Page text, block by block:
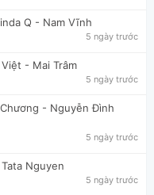
Q - Nam Vĩnh
5 ngày trước
- Mai Trâm
5 ngày trước
- Nguyễn Đình
5 ngày trước
Nguyen
5 ngày trước